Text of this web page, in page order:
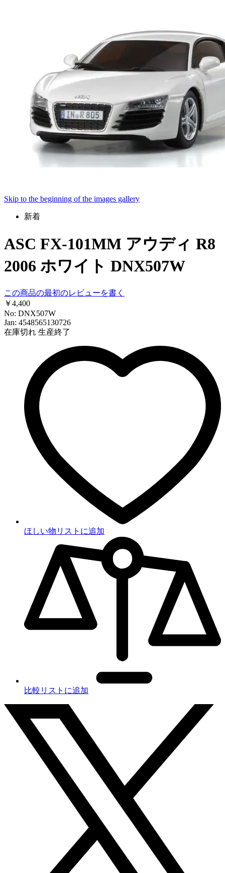
Skip to the beginning of the images gallery
新着
ASC FX-101MM アウディ R8
2006 ホワイト DNX507W
この商品の最初のレビューを書く
￥4,400
No: DNX507W
Jan: 4548565130726
在庫切れ 生産終了
ほしい物リストに追加
比較リストに追加